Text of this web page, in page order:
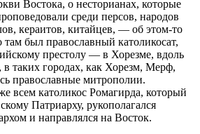
Востока, о несторианах, которые
среди персов, народов
кераитов, китайцев, — об этом-то
был православный католикосат,
престолу — в Хорезме, вдоль
таких городах, как Хорезм, Мерф,
православные митрополии.
всем католикос Ромагирда, который
Патриарху, рукополагался
и направлялся на Восток.